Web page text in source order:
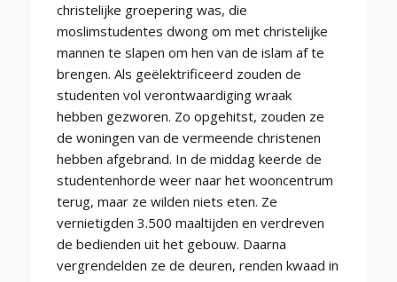
christelijke groepering was, die
moslimstudentes dwong om met christelijke
mannen te slapen om hen van de islam af te
brengen. Als geëlektrificeerd zouden de
studenten vol verontwaardiging wraak
hebben gezworen. Zo opgehitst, zouden ze
de woningen van de vermeende christenen
hebben afgebrand. In de middag keerde de
studentenhorde weer naar het wooncentrum
terug, maar ze wilden niets eten. Ze
vernietigden 3.500 maaltijden en verdreven
de bedienden uit het gebouw. Daarna
vergrendelden ze de deuren, renden kwaad in